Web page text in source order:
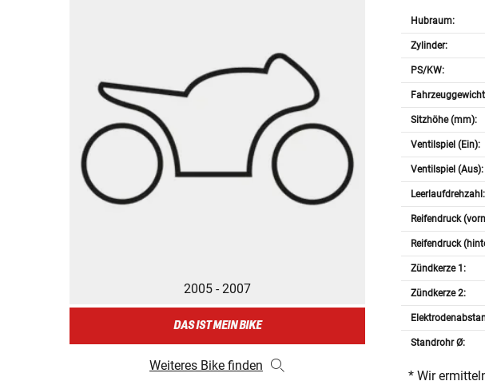
2005 - 2007
DAS IST MEIN BIKE
Weiteres Bike finden
Hubraum:
Zylinder:
PS/KW:
Sitzhöhe (mm):
Ventilspiel (Ein):
Ventilspiel (Aus):
Leerlaufdrehzahl:
Reifendruck
Reifendruck
Zündkerze 1:
Zündkerze 2:
Standrohr Ø:
* Wir